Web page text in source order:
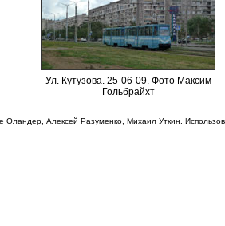
Ул. Кутузова. 25-06-09. Фото Максим
Гольбрайхт
Оландер, Алексей Разуменко, Михаил Уткин.